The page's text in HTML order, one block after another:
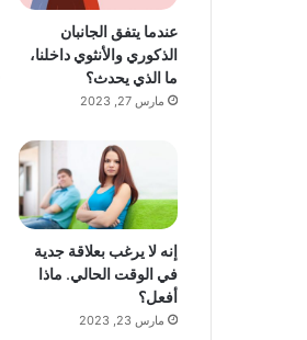
عندما يتفق الجانبان
الذكوري والأنثوي داخلنا،
ما الذي يحدث؟
مارس 27, 2023
إنه لا يرغب بعلاقة جدية
في الوقت الحالي. ماذا
أفعل؟
مارس 23, 2023